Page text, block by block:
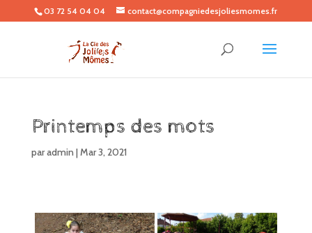
03 72 54 04 04 contact@compagniedesjoliesmomes.fr
Printemps des mots
paradmin |Mar 3, 2021